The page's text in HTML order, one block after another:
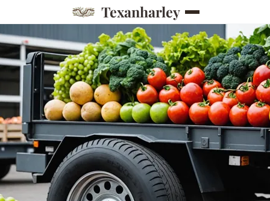
Texanharley